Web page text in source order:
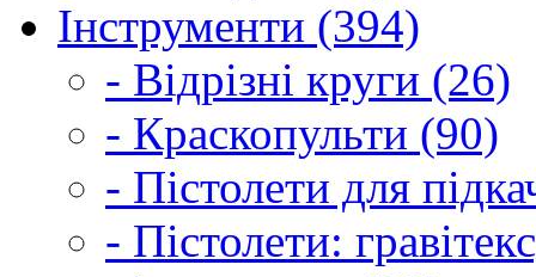
Інструменти (394)
- Відрізні круги (26)
- Краскопульти (90)
- Пістолети для
- Пістолети: